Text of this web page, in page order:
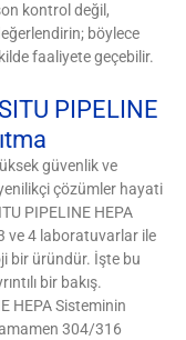
kontrol değil,
böylece
faaliyete geçebilir.
PIPELINE
güvenlik ve
çözümler hayati
PIPELINE HEPA
ve 4 laboratuvarlar ile
bir üründür. İşte bu
bir bakış.
HEPA Sisteminin
304/316